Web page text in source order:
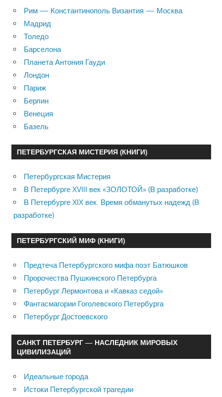
Рим — Константинополь Византия — Москва
Мадрид
Толедо
Барселона
Планета Антония Гауди
Лондон
Париж
Берлин
Венеция
Базель
ПЕТЕРБУРГСКАЯ МИСТЕРИЯ (КНИГИ)
Петербургская Мистерия
В Петербурге XVIII век «ЗОЛОТОЙ» (В разработке)
В Петербурге XIX век. Время обманутых надежд (В
разработке)
ПЕТЕРБУРГСКИЙ МИФ (КНИГИ)
Предтеча Петербургского мифа поэт Батюшков
Пророчества Пушкинского Петербурга
Петербург Лермонтова и «Кавказ седой»
Фантасмагории Гоголевского Петербурга
Петербург Достоевского
САНКТ ПЕТЕРБУРГ — НАСЛЕДНИК МИРОВЫХ
ЦИВИЛИЗАЦИЙ
Идеальные города
Истоки Петербургской трагедии